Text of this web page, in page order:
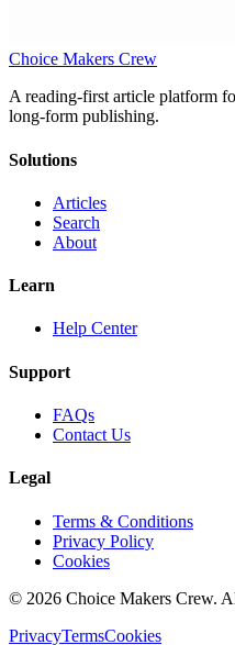
Choice Makers Crew
A reading-first article platform
long-form publishing.
Solutions
Articles
Search
About
Learn
Help Center
Support
FAQs
Contact Us
Legal
Terms & Conditions
Privacy Policy
Cookies
© 2026 Choice Makers Crew.
PrivacyTermsCookies